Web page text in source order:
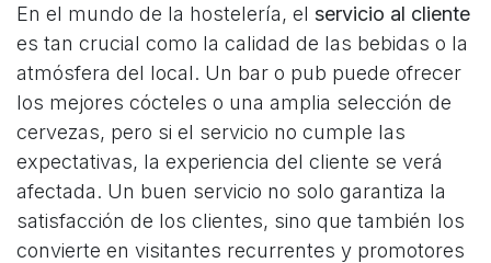
En el mundo de la hostelería, el servicio al cliente
es tan crucial como la calidad de las bebidas o la
atmósfera del local. Un bar o pub puede ofrecer
los mejores cócteles o una amplia selección de
cervezas, pero si el servicio no cumple las
expectativas, la experiencia del cliente se verá
afectada. Un buen servicio no solo garantiza la
satisfacción de los clientes, sino que también los
convierte en visitantes recurrentes y promotores